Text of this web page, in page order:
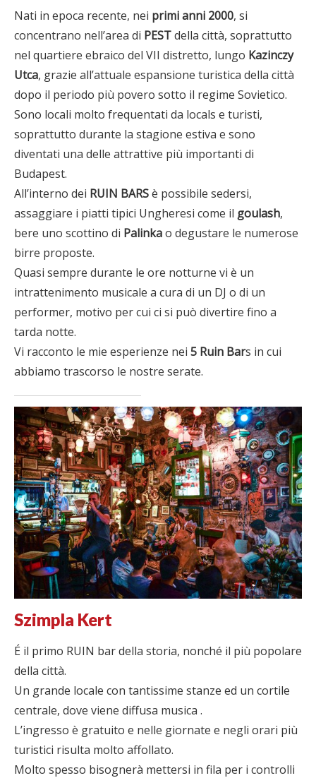
Nati in epoca recente, nei primi anni 2000, si
concentrano nell’area di PESTdella città, soprattutto
nel quartiere ebraico del VII distretto, lungo Kazinczy
Utca, grazie all’attuale espansione turistica della città
dopo il periodo più povero sotto il regime Sovietico.
Sono locali molto frequentati da locals e turisti,
soprattutto durante la stagione estiva e sono
diventati una delle attrattive più importanti di
Budapest.
All’interno dei RUIN BARSè possibile sedersi,
assaggiare i piatti tipici Ungheresi come il goulash,
bere uno scottino di Palinkao degustare le numerose
birre proposte.
Quasi sempre durante le ore notturne vi è un
intrattenimento musicale a cura di un DJ o di un
performer, motivo per cui ci si può divertire fino a
tarda notte.
Vi racconto le mie esperienze nei 5 Ruin Bars in cui
abbiamo trascorso le nostre serate.
Szimpla Kert
É il primo RUIN bar della storia, nonché il più popolare
della città.
Un grande locale con tantissime stanze ed un cortile
centrale, dove viene diffusa musica .
L’ingresso è gratuito e nelle giornate e negli orari più
turistici risulta molto affollato.
Molto spesso bisognerà mettersi in fila per i controlli